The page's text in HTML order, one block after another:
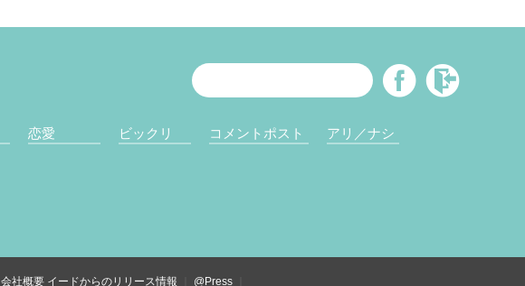
恋愛 ビックリ コメントポスト アリ／ナシ
会社概要 イードからのリリース情報 @Press